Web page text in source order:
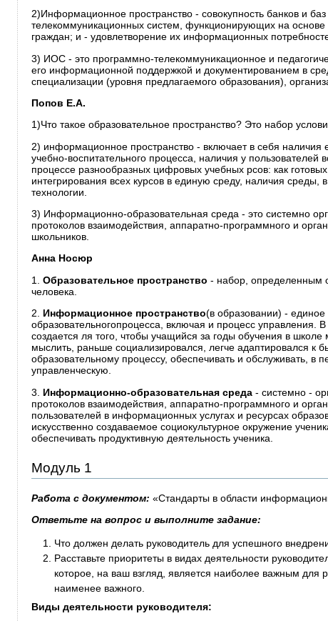
2)Информационное пространство - совокупность банков и
телекоммуникационных систем, функционирующих на
граждан; и - удовлетворение их информационных
3) ИОС - это программно-телекоммуникационное и
его информационной поддержкой и документированием в
специализации (уровня предлагаемого образования),
Попов Е.А.
1)Что такое образовательное пространство? Это набор
2) информационное пространство - включает в себя
учебно-воспитательного процесса, наличия у
процессе разнообразных цифровых учебных рсов: как
интегрирования всех курсов в единую среду, наличия
технологии.
3) Информационно-образовательная среда - это системно
протоколов взаимодействия, аппаратно-программного и
школьников.
Анна Носюр
1.Образовательное пространство - набор, определенным
человека.
2. Информационное пространство(в образовании) -
образовательногопроцесса, включая и процесс
создается ля того, чтобы учащийся за годы обучения в
мыслить, раньше социализировался, легче адаптировался
образовательному процессу, обеспечивать и обслуживать,
управленческую.
3. Информационно-образовательная среда - системно -
протоколов взаимодействия, аппаратно-программного и
пользователей в информационных услугах и ресурсах
искусственно создаваемое социокультурное окружение
обеспечивать продуктивную деятельность ученика.
Модуль 1
Работа с документом: «Стандарты в области
Ответьте на вопрос и выполните задание:
Что должен делать руководитель для успешного
Расставьте приоритеты в видах деятельности
которое, на ваш взгляд, является наиболее важным для
наименее важного.
Виды деятельности руководителя: